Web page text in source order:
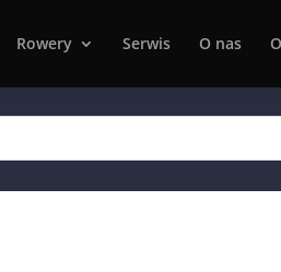
Rowery Serwis O nas